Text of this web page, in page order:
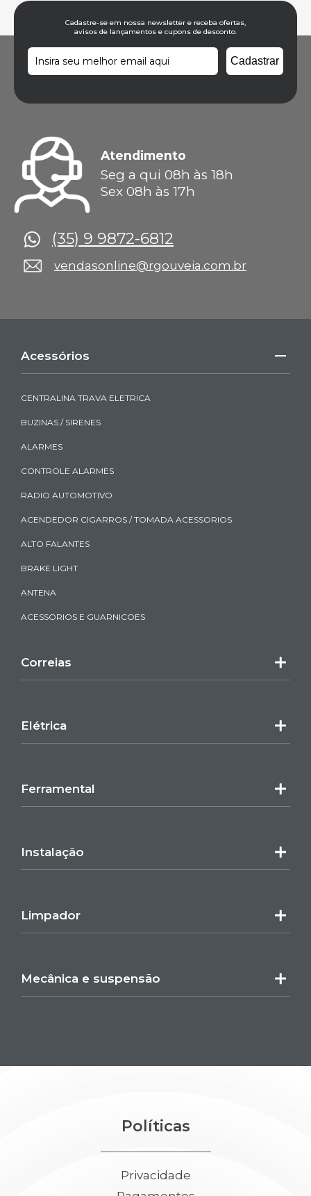
Cadastre-se em nossa newsletter e receba ofertas,
avisos de lançamentos e cupons de desconto.
Atendimento
Seg a qui 08h às 18h
Sex 08h às 17h
(35) 9 9872-6812
vendasonline@rgouveia.com.br
Acessórios
CENTRALINA TRAVA ELETRICA
BUZINAS / SIRENES
ALARMES
CONTROLE ALARMES
RADIO AUTOMOTIVO
ACENDEDOR CIGARROS / TOMADA ACESSORIOS
ALTO FALANTES
BRAKE LIGHT
ANTENA
ACESSORIOS E GUARNICOES
Correias
Elétrica
Ferramental
Instalação
Limpador
Mecânica e suspensão
Políticas
Privacidade